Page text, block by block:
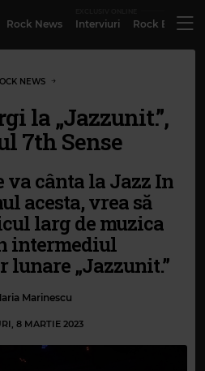
Rock News Interviuri Rock
NEWS
la „Jazzunit.”,
7th Sense
va cânta la Jazz In
acesta, vrea să
larg de muzica
intermediul
lunare „Jazzunit.”
Marinescu
8 MARTIE 2023